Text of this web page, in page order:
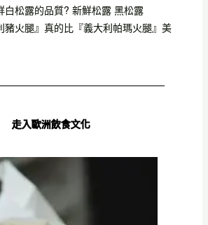
白松露的品質? 新鮮松露 黑松露
豬火腿』真的比『義大利帕瑪火腿』美
走入歐洲飲食文化